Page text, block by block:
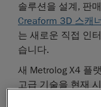
솔루션을 설계, 판
Creaform 3D 스캐너
는 새로운 직접 인
습니다.
새 Metrolog X4 플
고급 기술을 현재
세서 PC)에 제공